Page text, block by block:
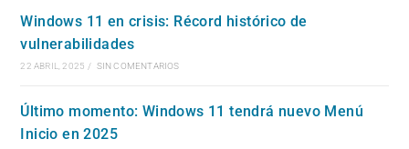
Windows 11 en crisis: Récord histórico de
vulnerabilidades
22 ABRIL, 2025 / SIN COMENTARIOS
Último momento: Windows 11 tendrá nuevo Menú
Inicio en 2025